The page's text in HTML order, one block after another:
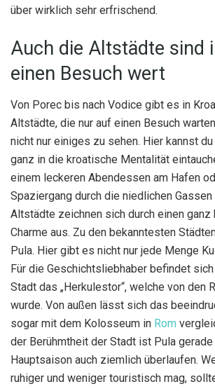
über wirklich sehr erfrischend.
Auch die Altstädte sind
einen Besuch wert
Von Porec bis nach Vodice gibt es in
Altstädte, die nur auf einen Besuch
nicht nur einiges zu sehen. Hier kannst
ganz in die kroatische Mentalität
einem leckeren Abendessen am Hafen
Spaziergang durch die niedlichen
Altstädte zeichnen sich durch einen ganz
Charme aus. Zu den bekanntesten
Pula. Hier gibt es nicht nur jede Menge
Für die Geschichtsliebhaber befindet
Stadt das „Herkulestor“, welche von den
wurde. Von außen lässt sich das
sogar mit dem Kolosseum in Rom
der Berühmtheit der Stadt ist Pula
Hauptsaison auch ziemlich überlaufen.
ruhiger und weniger touristisch mag,